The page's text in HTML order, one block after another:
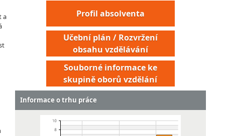
a
Profil absolventa
Učební plán / Rozvržení
obsahu vzdělávání
Souborné informace ke
skupině oborů vzdělání
Informace o trhu práce